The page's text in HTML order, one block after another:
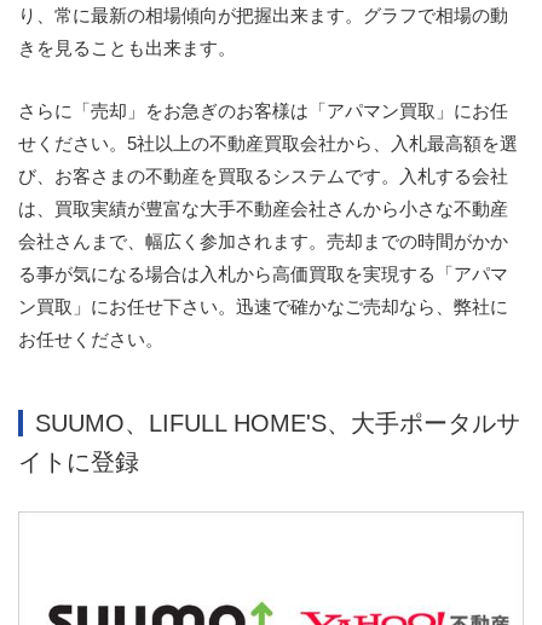
り、常に最新の相場傾向が把握出来ます。グラフで相場の動
きを見ることも出来ます。
さらに「売却」をお急ぎのお客様は「アパマン買取」にお任
せください。5社以上の不動産買取会社から、入札最高額を選
び、お客さまの不動産を買取るシステムです。入札する会社
は、買取実績が豊富な大手不動産会社さんから小さな不動産
会社さんまで、幅広く参加されます。売却までの時間がかか
る事が気になる場合は入札から高価買取を実現する「アパマ
ン買取」にお任せ下さい。迅速で確かなご売却なら、弊社に
お任せください。
SUUMO、LIFULL HOME'S、大手ポータルサ
イトに登録